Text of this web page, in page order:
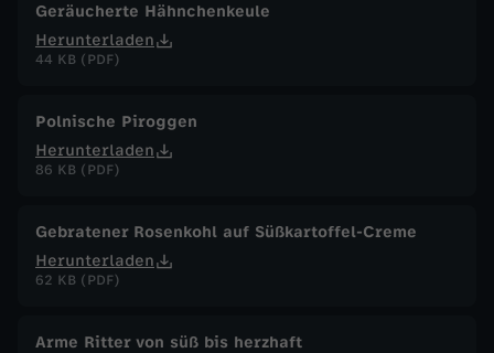
Geräucherte Hähnchenkeule
Herunterladen
44 KB (PDF)
Polnische Piroggen
Herunterladen
86 KB (PDF)
Gebratener Rosenkohl auf Süßkartoffel-Creme
Herunterladen
62 KB (PDF)
Arme Ritter von süß bis herzhaft